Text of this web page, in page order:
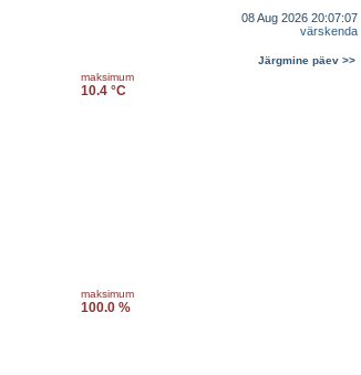
08 Aug 2026 20:07:07
värskenda
Järgmine päev >>
maksimum
10.4 °C
maksimum
100.0 %